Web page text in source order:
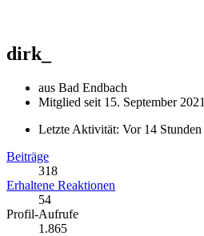
dirk_
aus Bad Endbach
Mitglied seit 15. September 2021
Letzte Aktivität: Vor 14 Stunden
Beiträge
318
Erhaltene Reaktionen
54
Profil-Aufrufe
1.865